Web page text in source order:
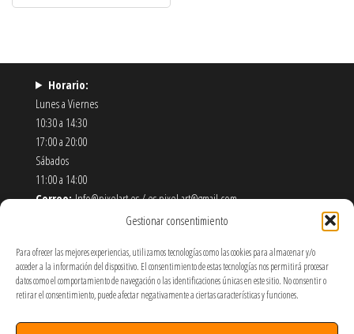
Gestionar consentimiento
Para ofrecer las mejores experiencias, utilizamos tecnologías como las cookies para almacenar y/o
acceder a la información del dispositivo. El consentimiento de estas tecnologías nos permitirá procesar
datos como el comportamiento de navegación o las identificaciones únicas en este sitio. No consentir o
retirar el consentimiento, puede afectar negativamente a ciertas características y funciones.
Horario:
Lunes a Viernes
10:30 a 14:30
17:00 a 20:00
Sábados
11:00 a 14:00
Correo:Info@pixelart.es / es.pixel.art@gmail.com
910 56 55 72
Móstoles-Madrid
Política de Envíos y Devoluciones